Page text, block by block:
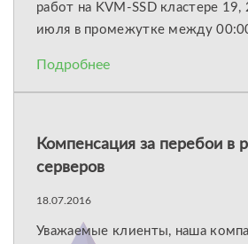
работ на KVM-SSD кластере
июля в промежутке между
Подробнее
Компенсация за перебои в
серверов
18.07.2016
Уважаемые клиенты, наша